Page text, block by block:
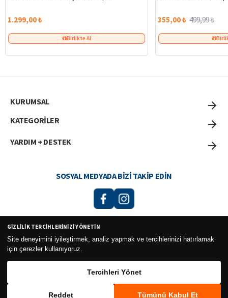
1.299,00 ₺
Birlikte Al
355,00 ₺ 499,99 ₺
KURUMSAL
KATEGORİLER
YARDIM + DESTEK
SOSYAL MEDYADA BIZI TAKIP EDIN
Curesel Turizm Ticaret Limited Şirketi 2026 ©
GIZLILIK TERCIHLERINIZI YÖNETIN
Site deneyimini iyileştirmek, analiz yapmak ve tercihlerinizi hatırlamak
için çerezler kullanıyoruz.
Tercihleri Yönet
Reddet Tümünü Kabul Et